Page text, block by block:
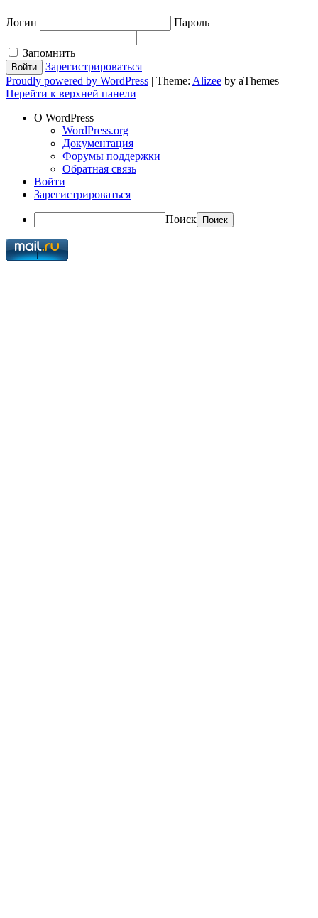
Логин Пароль
Запомнить
Зарегистрироваться
Proudly powered by WordPress | Theme: Alizee by aThemes
Перейти к верхней панели
О WordPress
WordPress.org
Документация
Форумы поддержки
Обратная связь
Войти
Зарегистрироваться
Поиск